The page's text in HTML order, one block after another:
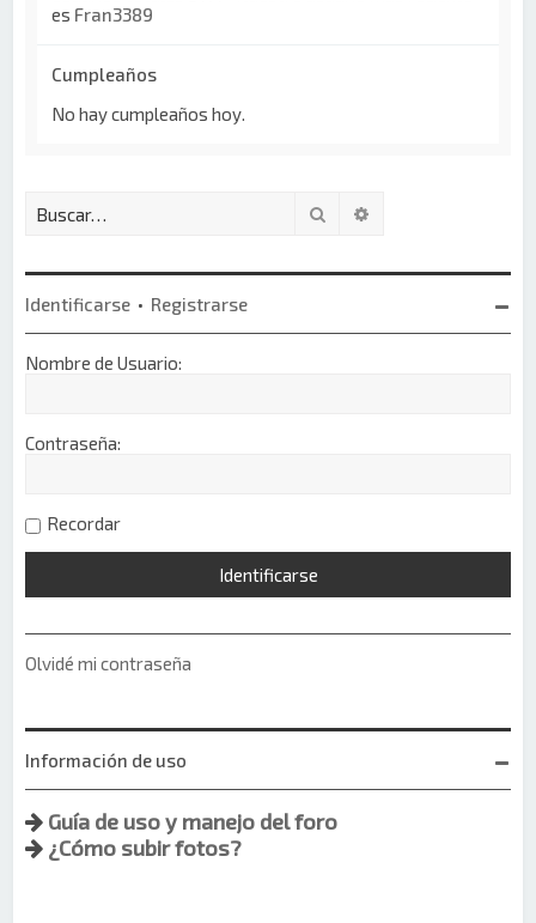
es Fran3389
Cumpleaños
No hay cumpleaños hoy.
Buscar
Identificarse • Registrarse
Nombre de Usuario:
Contraseña:
Recordar
Olvidé mi contraseña
Información de uso
Guía de uso y manejo del foro
¿Cómo subir fotos?